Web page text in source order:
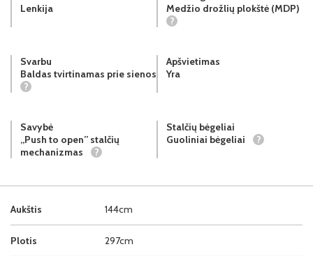
Aukštis 144cm
Plotis 297cm
Lenkija
Medžio drožlių plokštė (MDP)
?
Svarbu
Baldas tvirtinamas prie sienos
?
Apšvietimas
Yra
Savybė
„Push to open” stalčių
mechanizmas
?
Stalčių bėgeliai
Guoliniai bėgeliai
?